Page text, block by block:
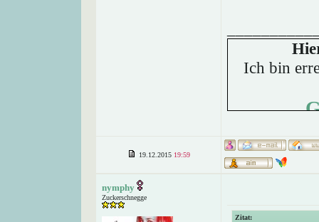
Ich bin
19.12.2015 19:59
nymphy
Zuckerschnegge
Zitat: